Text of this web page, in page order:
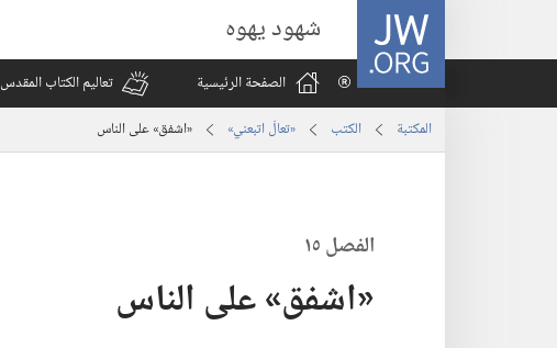
JW.ORG شهود يهوه
الصفحة الرئيسية
تعاليم الكتاب المقدس
المكتبة الكتب ‏«تعالَ اتبعني»‏ ‏«اشفق» على الناس
الفصل ١٥
‏«اشفق» على الناس